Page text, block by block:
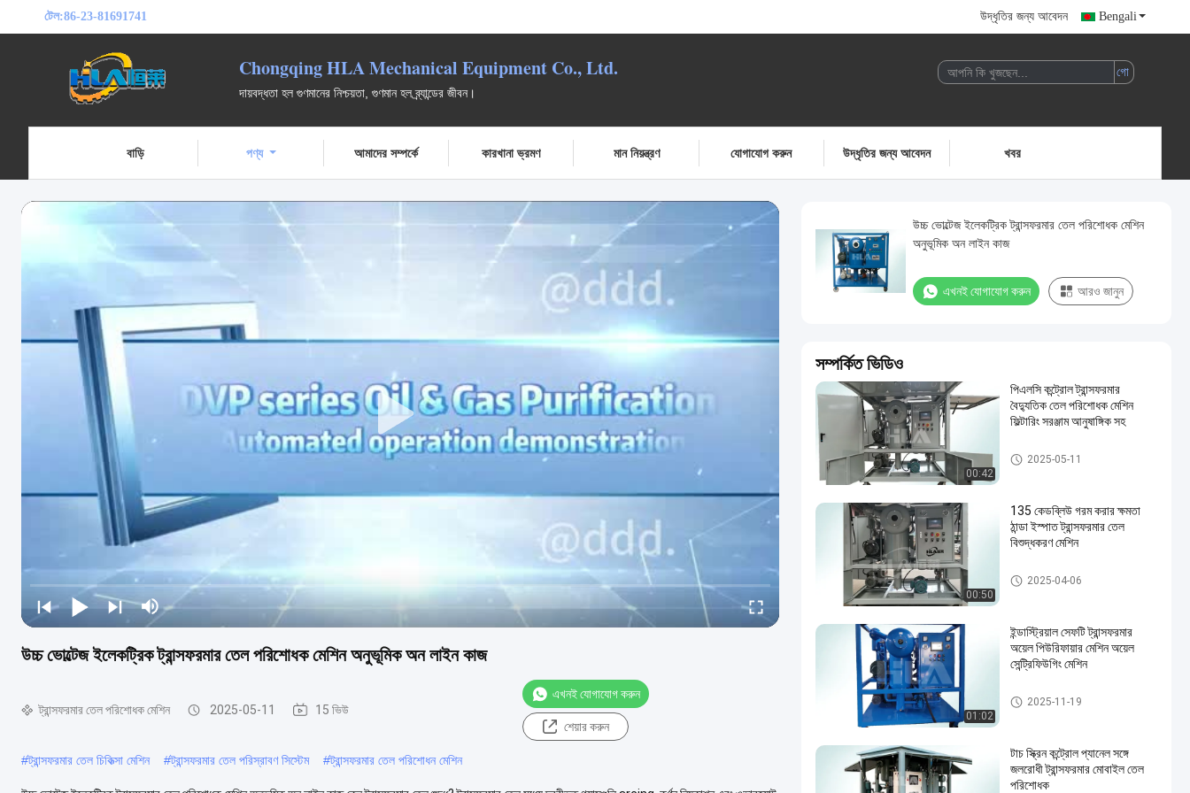
টেল:86-23-81691741 উদ্ধৃতির জন্য আবেদন Bengali
Chongqing HLA Mechanical Equipment Co., Ltd.
দায়বদ্ধতা হল গুণমানের নিশ্চয়তা, গুণমান হল ব্র্যান্ডের জীবন।
বাড়ি পণ্য আমাদের সম্পর্কে কারখানা ভ্রমণ মান নিয়ন্ত্রণ যোগাযোগ করুন উদ্ধৃতির জন্য আবেদন খবর
উচ্চ ভোল্টেজ ইলেকট্রিক ট্রান্সফরমার তেল পরিশোধক মেশিন অনুভূমিক অন লাইন কাজ
ট্রান্সফরমার তেল পরিশোধক মেশিন 2025-05-11 15 ভিউ
এখনই যোগাযোগ করুন
শেয়ার করুন
#ট্রান্সফরমার তেল চিকিত্সা মেশিন #ট্রান্সফরমার তেল পরিস্রাবণ সিস্টেম #ট্রান্সফরমার তেল পরিশোধন মেশিন
উচ্চ ভোল্টেজ ইলেকট্রিক ট্রান্সফরমার তেল পরিশোধক মেশিন
অনুভূমিক অন লাইন কাজ
এখনই যোগাযোগ করুন আরও জানুন
সম্পর্কিত ভিডিও
00:42
পিএলসি কন্ট্রোল ট্রান্সফরমার
বৈদ্যুতিক তেল পরিশোধক মেশিন
ফিল্টারিং সরঞ্জাম আনুষাঙ্গিক সহ
ট্রান্সফরমার তেল পরিস্রুতি মেশিন
2025-05-11
00:50
135 কেডব্লিউ গরম করার ক্ষমতা
ঠান্ডা ইস্পাত ট্রান্সফরমার তেল
বিশুদ্ধকরণ মেশিন
ট্রান্সফরমার তেল পরিশোধক মেশিন
2025-04-06
01:02
ইন্ডাস্ট্রিয়াল সেফটি ট্রান্সফরমার
অয়েল পিউরিফায়ার মেশিন অয়েল
সেন্ট্রিফিউগিং মেশিন
ট্রান্সফরমার তেল পরিশোধক মেশিন
2025-11-19
টাচ স্ক্রিন কন্ট্রোল প্যানেল সঙ্গে
জলরোধী ট্রান্সফরমার মোবাইল তেল
পরিশোধক